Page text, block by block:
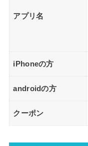
アプリ名
iPhoneの方
androidの方
クーポン